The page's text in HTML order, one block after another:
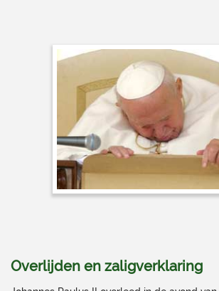
Overlijden en zaligverklaring